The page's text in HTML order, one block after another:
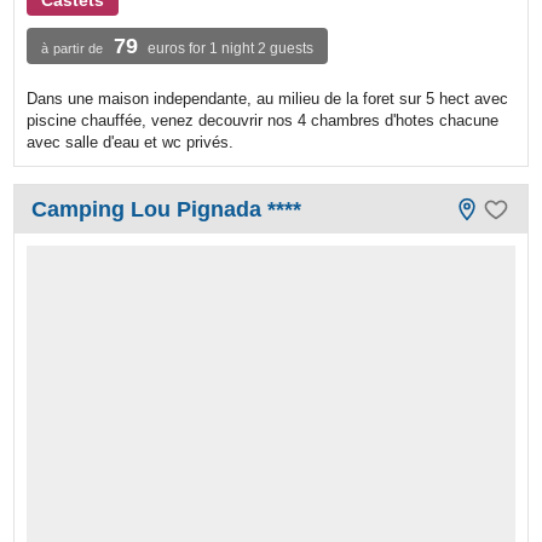
à partir de 79 euros for 1 night 2 guests
Dans une maison independante, au milieu de la foret sur 5 hect avec
piscine chauffée, venez decouvrir nos 4 chambres d'hotes chacune
avec salle d'eau et wc privés.
Camping Lou Pignada ****